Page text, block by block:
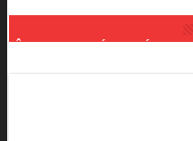
ÂM THANH ÁNH SÁNG